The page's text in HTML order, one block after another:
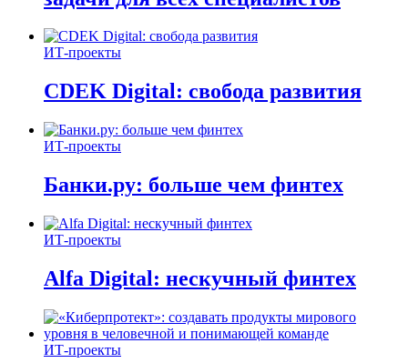
ИТ-проекты
CDEK Digital: свобода развития
ИТ-проекты
Банки.ру: больше чем финтех
ИТ-проекты
Alfa Digital: нескучный финтех
ИТ-проекты